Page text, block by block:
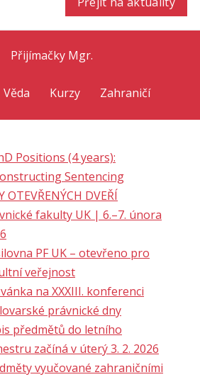
Přijímačky Mgr.
Věda Kurzy Zahraničí
Positions (4 years):
Sentencing
OTEVŘENÝCH DVEŘÍ
fakulty UK | 6.–7. února
PF UK – otevřeno pro
veřejnost
na XXXIII. konferenci
právnické dny
předmětů do letního
začíná v úterý 3. 2. 2026
vyučované zahraničními